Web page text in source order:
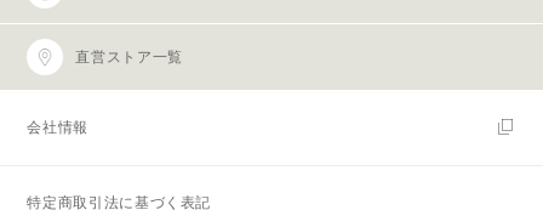
直営ストア一覧
会社情報
特定商取引法に基づく表記